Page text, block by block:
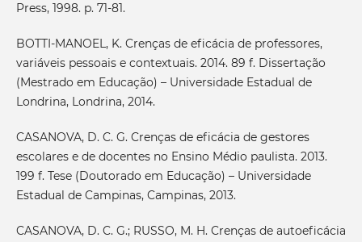
Press, 1998. p. 71-81.
BOTTI-MANOEL, K. Crenças de eficácia de professores,
variáveis pessoais e contextuais. 2014. 89 f. Dissertação
(Mestrado em Educação) – Universidade Estadual de
Londrina, Londrina, 2014.
CASANOVA, D. C. G. Crenças de eficácia de gestores
escolares e de docentes no Ensino Médio paulista. 2013.
199 f. Tese (Doutorado em Educação) – Universidade
Estadual de Campinas, Campinas, 2013.
CASANOVA, D. C. G.; RUSSO, M. H. Crenças de autoeficácia